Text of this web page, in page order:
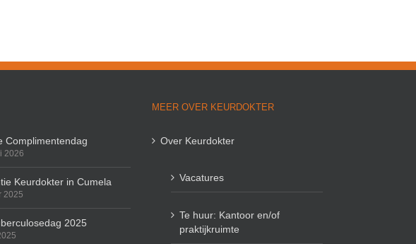
Complimentendag
2026
Keurdokter in Cumela
2025
2025
MEER OVER KEURDOKTER
Over Keurdokter
Vacatures
Te huur: Kantoor en/of
praktijkruimte